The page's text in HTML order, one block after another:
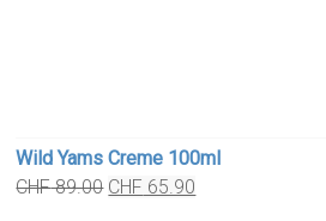
Wild Yams Creme 100ml
CHF89.00 Original
CHF 65.90